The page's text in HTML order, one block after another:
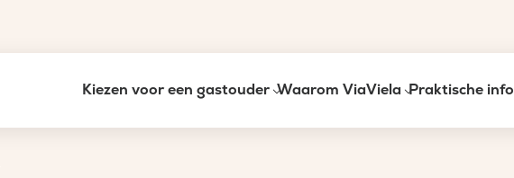
Kiezen voor een gastouder Waarom ViaViela Praktische info